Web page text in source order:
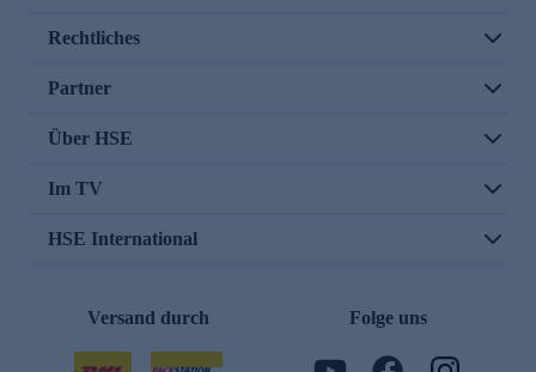
Rechtliches
Partner
Über HSE
Im TV
HSE International
Versand durch Folge uns